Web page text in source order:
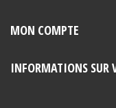
MON COMPTE
INFORMATIONS SUR